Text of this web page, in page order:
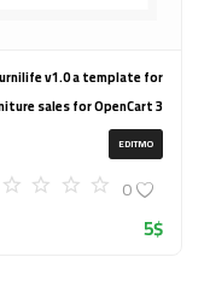
v1.0 a template for
sales for OpenCart 3
(ZIP)
EDITMO
0
5$